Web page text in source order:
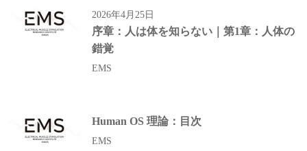
2026年4月25日
序章：人は体を知らない｜第1章：人体の
錯覚
EMS
Human OS 理論：目次
EMS